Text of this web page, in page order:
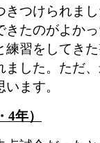
きつけられま
きたのがよか
練習をしてき
ました。ただ
ます。
年）